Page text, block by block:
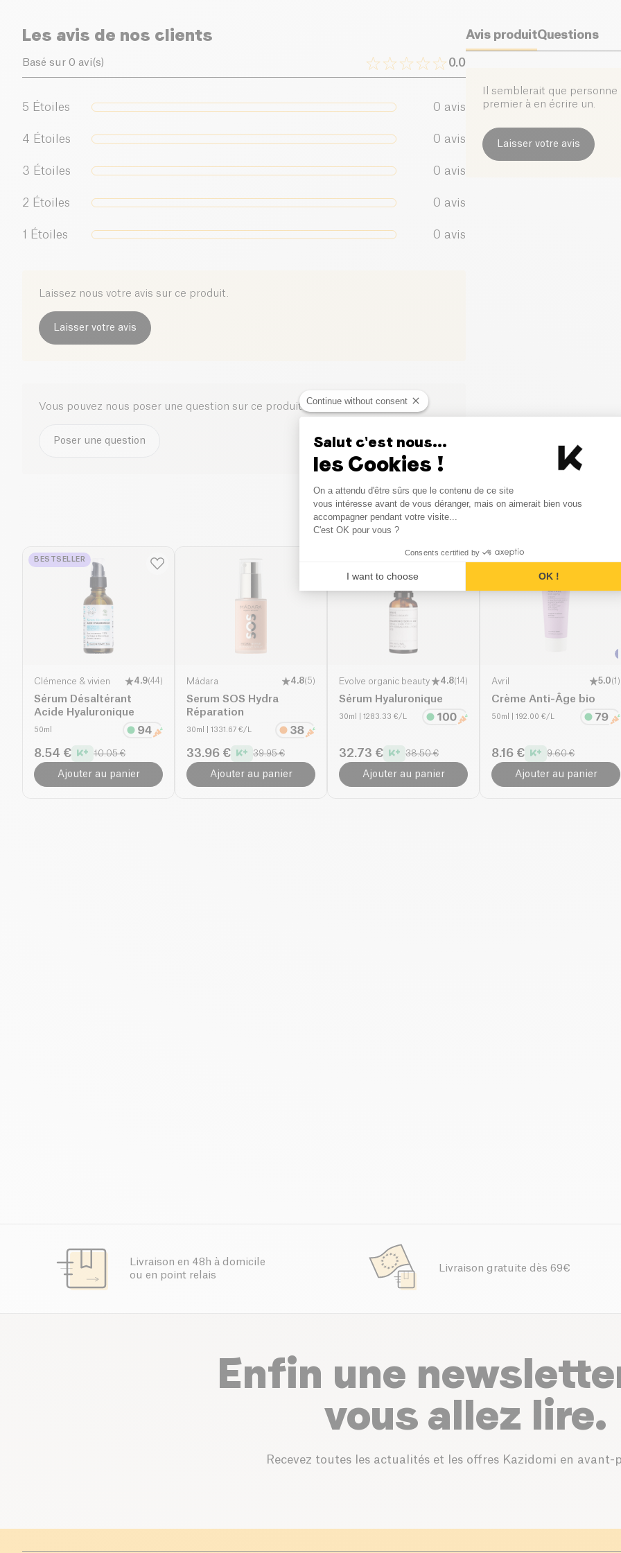
Les avis de nos clients
Basé sur 0 avi(s) 0.0
5 Étoiles 0 avis
4 Étoiles 0 avis
3 Étoiles 0 avis
2 Étoiles 0 avis
1 Étoiles 0 avis
Laissez nous votre avis sur ce produit.
Laisser votre avis
Vous pouvez nous poser une question sur ce produit ici
Poser une question
Avis produitQuestions
Il semblerait que
premier à en écrire un.
Laisser votre avis
Produits similaires
BESTSELLER
Clémence & vivien 4.9(44)
Sérum Désaltérant
Acide Hyaluronique
50ml
8.54 € 10.05 €
Ajouter au panier
Mádara 4.8(5)
Serum SOS Hydra
Réparation
30ml | 1331.67 €/L
33.96 € 39.95 €
Ajouter au panier
Evolve organic beauty 4.8(14)
Sérum Hyaluronique
30ml | 1283.33 €/L
32.73 € 38.50 €
Ajouter au panier
Avril 5.0(1 )
Crème Anti-Âge bio
50ml | 192.00 €/L
8.16 € 9.60 €
Ajouter au panier
Livraison en 48h à domicile
ou en point relais
Livraison gratuite dès 69€
Enfin une
vous allez lire.
Recevez toutes les actualités et les offres Kazidomi en avant-
Continue without consent
Salut c'est nous...
les Cookies !
Consent Management
On a attendu d'être sûrs que le contenu de ce site
vous intéresse avant de vous déranger, mais on aimerait bien vous
accompagner pendant votre visite...
C'est OK pour vous ?
Consents certified by
I want to choose OK !
Axeptio consent